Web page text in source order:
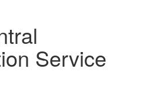
Service